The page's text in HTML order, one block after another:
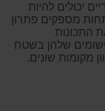
יכולים להיות
מספקים פתרון
התכונות
שלהן בשטח
מקומות שונים.